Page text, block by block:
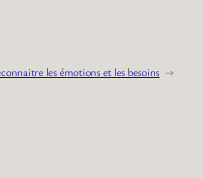
les émotions et les besoins →